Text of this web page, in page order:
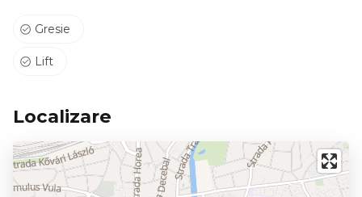
Gresie
Lift
Localizare